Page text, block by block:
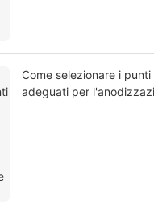
Come selezionare i
adeguati per